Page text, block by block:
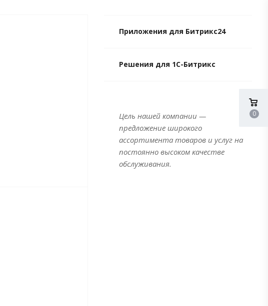
Приложения для Битрикс24
Решения для 1С-Битрикс
Цель нашей компании —
предложение широкого
ассортимента товаров и услуг на
постоянно высоком качестве
обслуживания.
0